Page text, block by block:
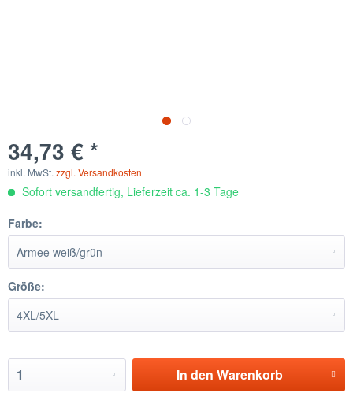
34,73 € *
inkl. MwSt. zzgl. Versandkosten
Sofort versandfertig, Lieferzeit ca. 1-3 Tage
Farbe:
Größe:
In den Warenkorb